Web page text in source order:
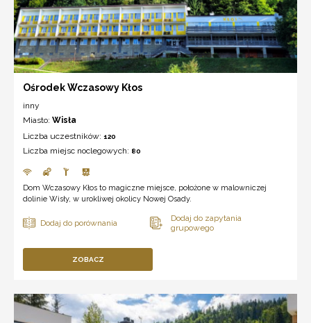
Ośrodek Wczasowy Kłos
inny
Miasto: Wisła
Liczba uczestników: 120
Liczba miejsc noclegowych: 80
Dom Wczasowy Kłos to magiczne miejsce, położone w malowniczej
dolinie Wisły, w urokliwej okolicy Nowej Osady.
ZOBACZ